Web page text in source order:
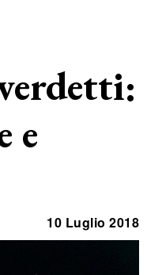
e
10 Luglio 2018